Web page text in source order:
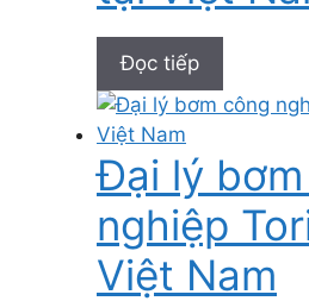
Đọc tiếp
Đại lý
nghiệp
Việt Nam